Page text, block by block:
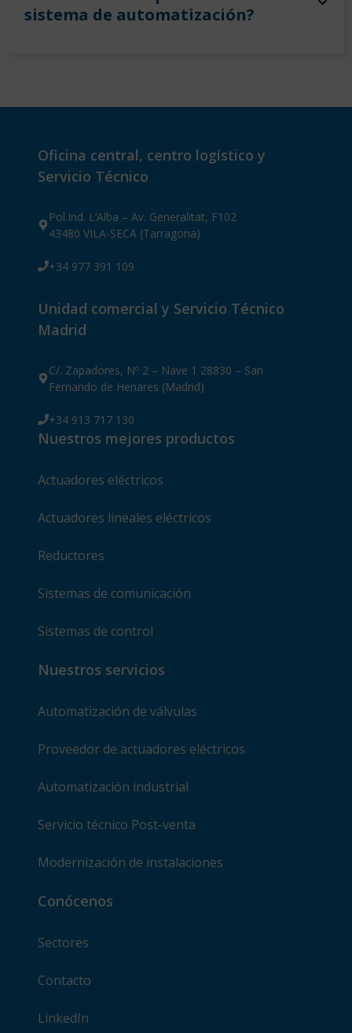
sistema de automatización?
Oficina central, centro logístico y
Servicio Técnico
Pol.Ind. L’Alba – Av. Generalitat, F102
43480 VILA-SECA (Tarragona)
+34 977 391 109
Unidad comercial y Servicio Técnico
Madrid
C/. Zapadores, Nº 2 – Nave 1 28830 – San
Fernando de Henares (Madrid)
+34 913 717 130
Nuestros mejores productos
Actuadores eléctricos
Actuadores lineales eléctricos
Reductores
Sistemas de comunicación
Sistemas de control
Nuestros servicios
Automatización de válvulas
Proveedor de actuadores eléctricos
Automatización industrial
Servicio técnico Post-venta
Modernización de instalaciones
Conócenos
Sectores
Contacto
LinkedIn